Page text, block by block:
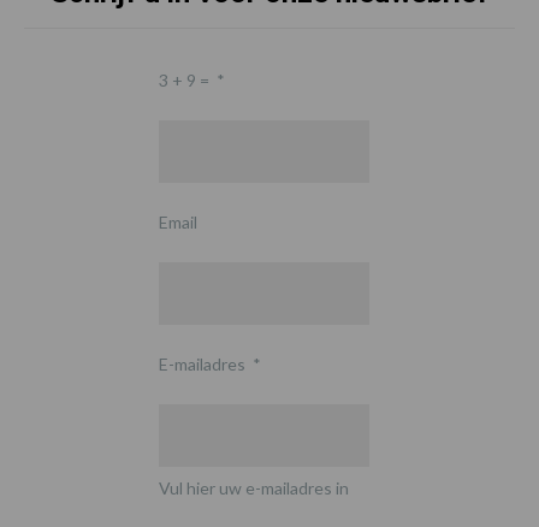
3 + 9 = *
Email
E-mailadres *
Vul hier uw e-mailadres in